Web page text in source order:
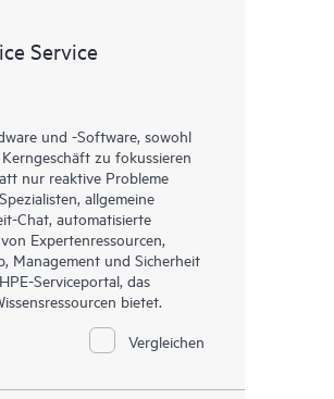
Service
und -Software, sowohl
zu fokussieren
nur reaktive Probleme
allgemeine
Chat, automatisierte
Expertenressourcen,
Management und Sicherheit
Serviceportal, das
bietet.
Vergleichen